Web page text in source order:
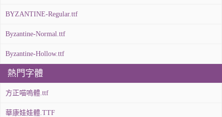
BYZANTINE-Regular.ttf
Byzantine-Normal.ttf
Byzantine-Hollow.ttf
熱門字體
方正喵嗚體.ttf
華康娃娃體.TTF